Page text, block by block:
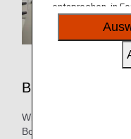
Business Class-
Wir bemühen uns, alle
Boarding Gate so
entsprechen, in
sozialen Medien